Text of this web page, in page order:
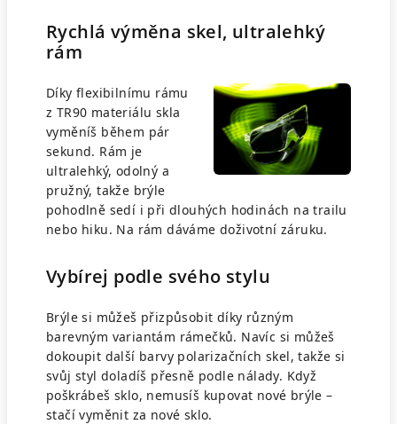
Rychlá výměna skel, ultralehký
rám
Díky flexibilnímu rámu
z TR90 materiálu skla
vyměníš během pár
sekund. Rám je
ultralehký, odolný a
pružný, takže brýle
pohodlně sedí i při dlouhých hodinách na trailu
nebo hiku. Na rám dáváme doživotní záruku.
Vybírej podle svého stylu
Brýle si můžeš přizpůsobit díky různým
barevným variantám rámečků. Navíc si můžeš
dokoupit další barvy polarizačních skel, takže si
svůj styl doladíš přesně podle nálady. Když
poškrábeš sklo, nemusíš kupovat nové brýle –
stačí vyměnit za nové sklo.